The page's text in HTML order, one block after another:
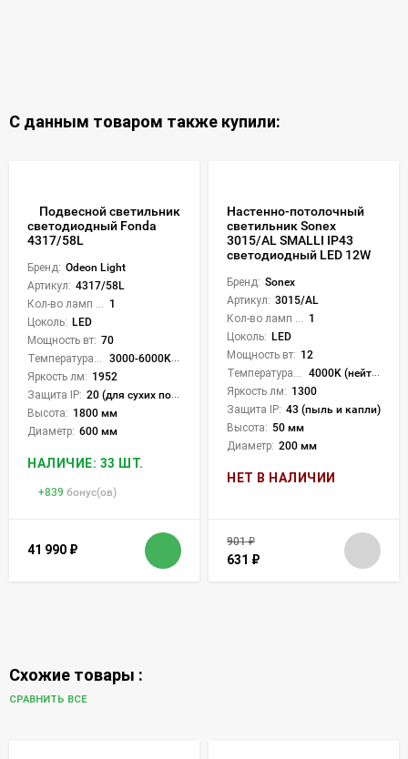
С данным товаром также купили:
Подвесной светильник
светодиодный Fonda
4317/58L
Бренд: Odeon Light
Артикул: 4317/58L
Кол-во ламп или LED: 1
Цоколь: LED
Мощность вт: 70
Температура света:
3000-6000K (плавная рег.)
Яркость лм: 1952
Защита IP: 20 (для сухих пом.)
Высота: 1800 мм
Диаметр: 600 мм
НАЛИЧИЕ: 33 ШТ.
+839 бонус(ов)
41 990 ₽
Настенно-потолочный
светильник Sonex
3015/AL SMALLI IP43
светодиодный LED 12W
Бренд: Sonex
Артикул: 3015/AL
1
Цоколь: LED
Мощность вт: 12
4000K (нейтральный)
Яркость лм: 1300
Защита IP: 43 (пыль и капли)
Высота: 50 мм
Диаметр: 200 мм
НЕТ В НАЛИЧИИ
901₽
631 ₽
Схожие товары :
СРАВНИТЬ ВСЕ